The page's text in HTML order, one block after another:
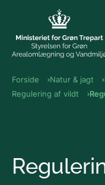
Forside Natur & jagt
Regulering af vildt